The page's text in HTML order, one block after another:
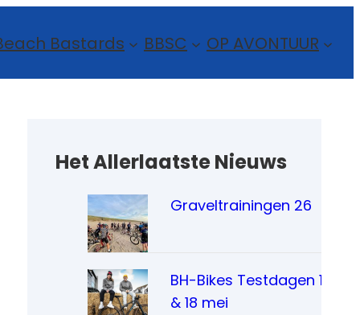
Bastards BBSC OP AVONTUUR
Het Allerlaatste Nieuws
Graveltrainingen 26
BH-Bikes Testdagen 17
& 18 mei